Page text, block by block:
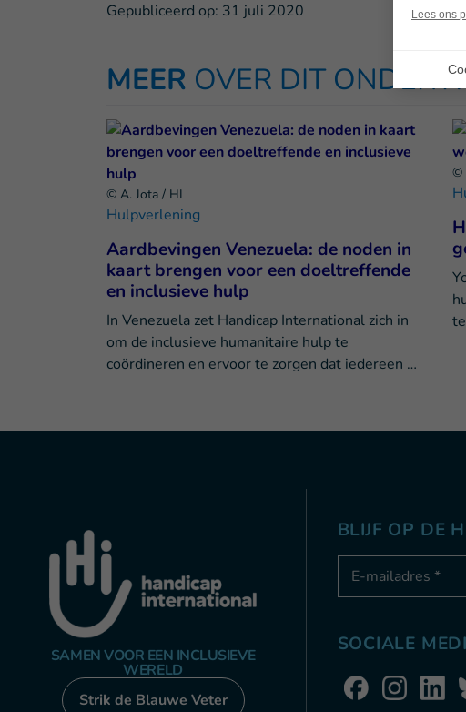
Gepubliceerd op: 31 juli 2020
MEER OVER DIT
© A. Jota / HI
Hulpverlening
Aardbevingen Venezuela: de noden in
kaart brengen voor een doeltreffende
en inclusieve hulp
In Venezuela zet Handicap International zich in
om de inclusieve humanitaire hulp te
coördineren en ervoor te zorgen dat iedereen …
©
SAMEN VOOR EEN INCLUSIEVE
WERELD
Strik de Blauwe Veter
BLIJF OP DE
Adresse e-mail
SOCIALE